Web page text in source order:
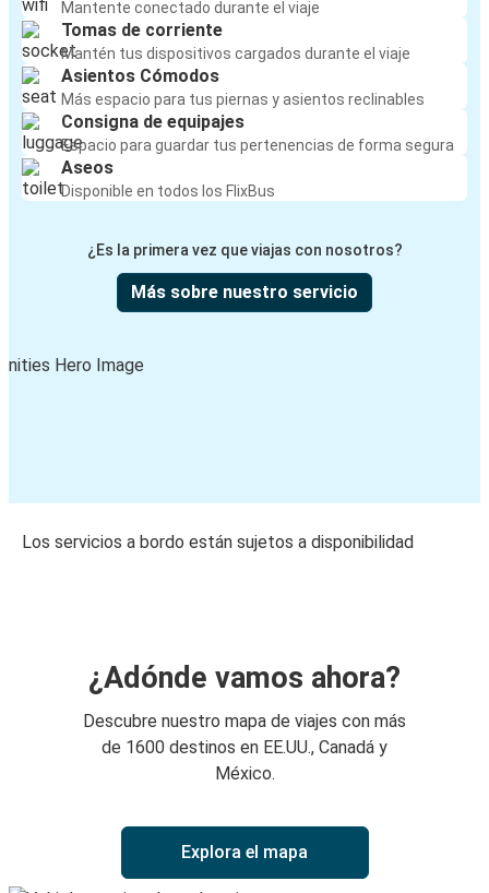
Mantente conectado durante el viaje
Tomas de corriente
Mantén tus dispositivos cargados durante el viaje
Asientos Cómodos
Más espacio para tus piernas y asientos reclinables
Consigna de equipajes
Espacio para guardar tus pertenencias de forma segura
Aseos
Disponible en todos los FlixBus
¿Es la primera vez que viajas con nosotros?
Más sobre nuestro servicio
Los servicios a bordo están sujetos a disponibilidad
¿Adónde vamos ahora?
Descubre nuestro mapa de viajes con más
de 1600 destinos en EE.UU., Canadá y
México.
Explora el mapa